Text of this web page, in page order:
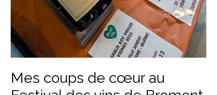
Mes coups de cœur au